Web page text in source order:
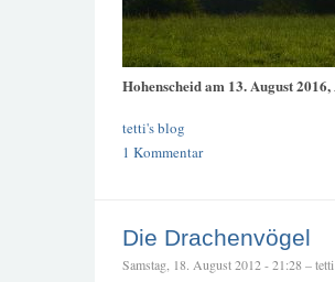
Hohenscheid am 13. August
tetti's blog
1 Kommentar
Die Drachenvögel
Samstag, 18. August 2012 - 21:28 – tetti